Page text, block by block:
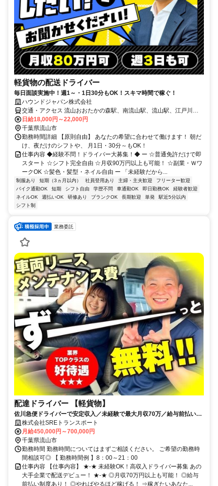
軽貨物の配送ドライバー
毎日面談実施中！週1～・1日30分もOK！スキマ時間で稼ぐ！
ハウンドジャパン株式会社
交通・アクセス 流山おおたかの森駅、南流山駅、流山駅、江戸川台
駅
日給18,000円～22,000円
千葉県流山市
勤務時間詳細 【原則自由】 あなたの希望に合わせて働けます！ 朝だ
け、夜だけのシフトや、 月1日・30分～もOK！
仕事内容 ◆経験不問！ドライバー大募集！◆ ー ☆普通免許だけで即
スタート ☆シフト完全自由 ☆月収90万円以上も可能！ ☆副業・Ｗワ
ークOK ☆髪色・髪型・ネイル自由 ー 「未経験だから...
制服あり 短期（3ヵ月以内） 社員登用あり 主婦・主夫歓迎
フリーター歓迎
バイク通勤OK
短期 シフト自由 学歴不問 車通勤OK 即日勤務OK
経験者歓迎
ネイルOK
週払いOK 研修あり ブランクOK 長期歓迎 単発
駅近5分以内
シフト制
業務委託
配達ドライバー 【軽貨物】
佐川急便ドライバーで安定収入／未経験で最大月収70万／給与前払い可
能／ライフスタイルに合わせて働ける
株式会社SREトランスポート
月給450,000円～700,000円
千葉県流山市
勤務時間 勤務時間についてはまずご相談ください。 ご希望の勤務時
間相談可◎ 【 勤務時間例 】8：00～21：00
仕事内容 【仕事内容】 ★-★ 未経験OK！高収入ドライバー募集 あの
大手企業で配送デビュー！ ★-★ ◎月収70万円以上も可能！ ◎給与
前払い制度あり！ ◎やればやるほど稼げる！ ⇒稼ぎたいあなた...